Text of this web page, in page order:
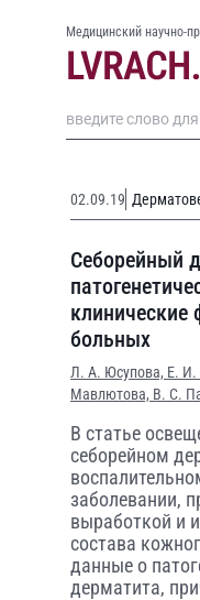
Медицинский научно-
02.09.19
Себорейный
больных
Л. А. Юсупова, Е. И.
Мавлютова, В. С.
В статье
себорейном
заболевании,
выработкой и
состава
данные о
дерматита,